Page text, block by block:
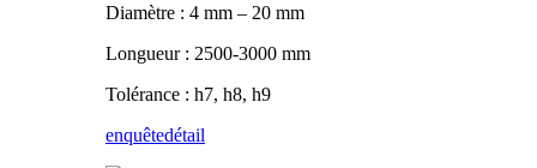
Diamètre : 4 mm – 20 mm
Longueur : 2500-3000 mm
Tolérance : h7, h8, h9
enquêtedétail